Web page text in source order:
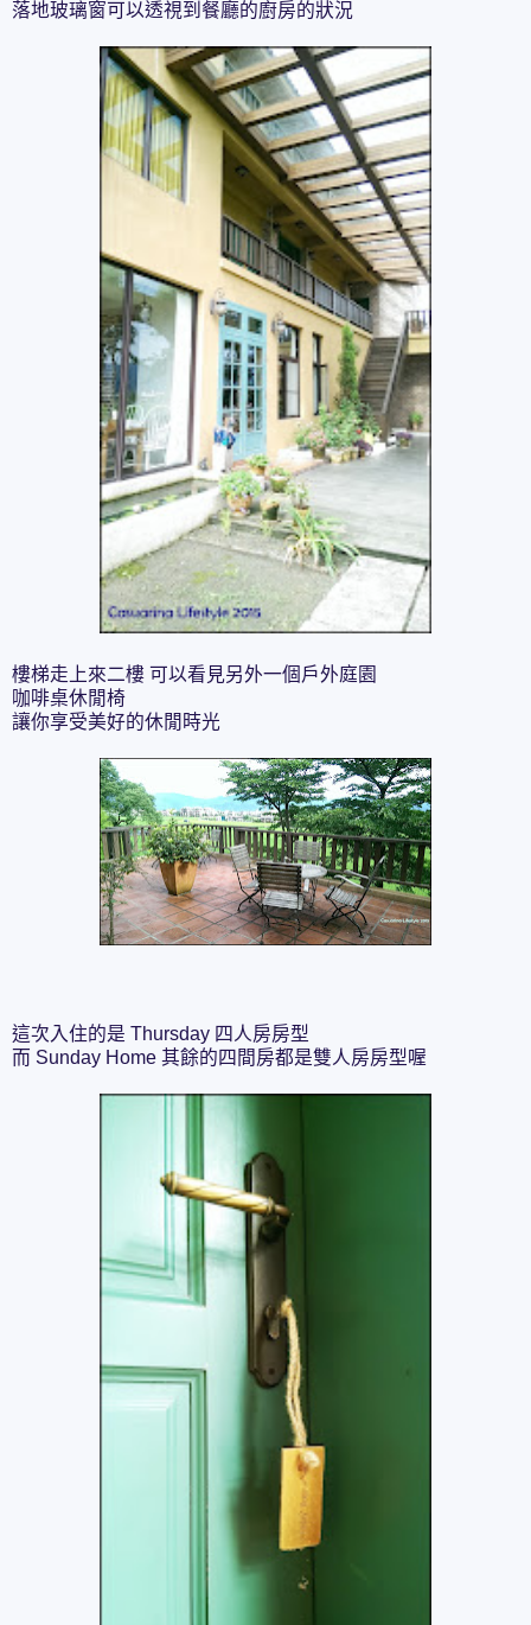
落地玻璃窗可以透視到餐廳的廚房的狀況
樓梯走上來二樓 可以看見另外一個戶外庭園
咖啡桌休閒椅
讓你享受美好的休閒時光
這次入住的是 Thursday 四人房房型
而 Sunday Home 其餘的四間房都是雙人房房型喔